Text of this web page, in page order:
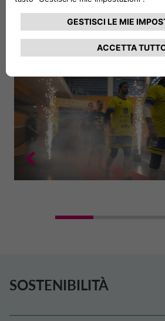
SOSTENIBILITÀ
È stato unGoalball Grand Prixdi